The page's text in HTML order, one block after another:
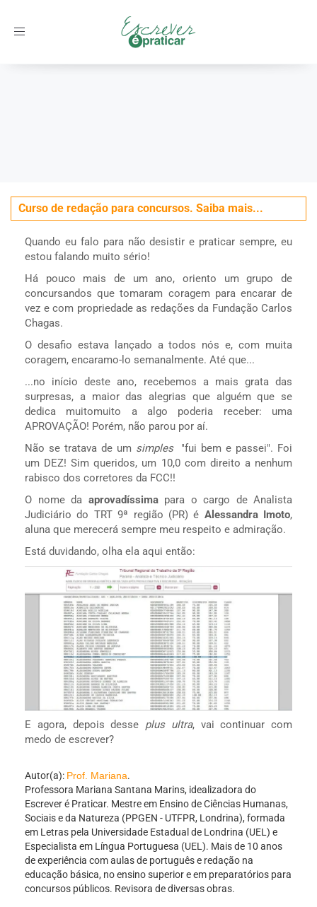
Toggle
Curso de redação para concursos. Saiba mais...
Quando eu falo para não desistir e praticar sempre, eu
estou falando muito sério!
Há pouco mais de um ano, oriento um grupo de
concursandos que tomaram coragem para encarar de
vez e com propriedade as redações da Fundação Carlos
Chagas.
O desafio estava lançado a todos nós e, com muita
coragem, encaramo-lo semanalmente. Até que...
...no início deste ano, recebemos a mais grata das
surpresas, a maior das alegrias que alguém que se
dedica muitomuito a algo poderia receber: uma
APROVAÇÃO! Porém, não parou por aí.
Não se tratava de um simples"fui bem e passei". Foi
um DEZ! Sim queridos, um 10,0 com direito a nenhum
rabisco dos corretores da FCC!!
O nome da aprovadíssimapara o cargo de Analista
Judiciário do TRT 9ª região (PR) é Alessandra Imoto,
aluna que merecerá sempre meu respeito e admiração.
Está duvidando, olha ela aqui então:
E agora, depois desse plus ultra, vai continuar com
medo de escrever?
Autor(a): Prof. Mariana.
Professora Mariana Santana Marins, idealizadora do
Escrever é Praticar. Mestre em Ensino de Ciências Humanas,
Sociais e da Natureza (PPGEN - UTFPR, Londrina), formada
em Letras pela Universidade Estadual de Londrina (UEL) e
Especialista em Língua Portuguesa (UEL). Mais de 10 anos
de experiência com aulas de português e redação na
educação básica, no ensino superior e em preparatórios para
concursos públicos. Revisora de diversas obras.